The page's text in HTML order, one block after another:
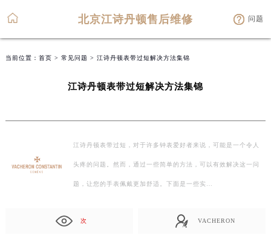
北京江诗丹顿售后维修 问题
当前位置： 首页 > 常见问题 > 江诗丹顿表带过短解决方法集锦
江诗丹顿表带过短解决方法集锦
江诗丹顿表带过短，对于许多钟表爱好者来说，可能是一个令人
头疼的问题。然而，通过一些简单的方法，可以有效解决这一问
题，让您的手表佩戴更加舒适。下面是一些实…
次 VACHERON